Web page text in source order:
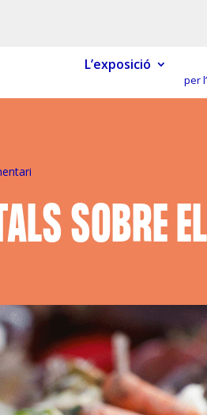
L’exposició
per
SOBRE
MÓN
La Fundació
L'equip
Missió i valors
Els comptes clars
Memòria d'activitats
Proposta educativa